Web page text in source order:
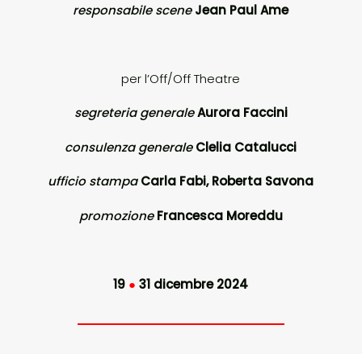
responsabile scene Jean Paul Ame
per l’Off/Off Theatre
segreteria generaleAurora Faccini
consulenza generale Clelia Catalucci
ufficio stampa Carla Fabi, Roberta Savona
promozione Francesca Moreddu
19 ● 31 dicembre 2024